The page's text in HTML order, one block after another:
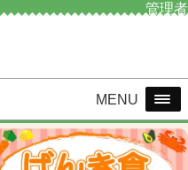
管理者
MENU